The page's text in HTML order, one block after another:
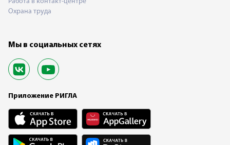
Охрана труда
Мы в социальных сетях
Приложение РИГЛА